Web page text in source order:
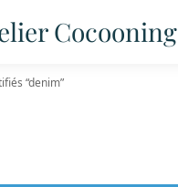
Cocooning
“denim”